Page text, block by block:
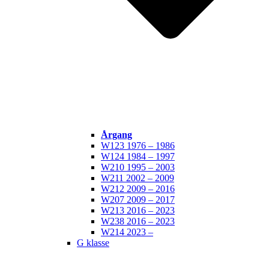
Årgang
W123 1976 – 1986
W124 1984 – 1997
W210 1995 – 2003
W211 2002 – 2009
W212 2009 – 2016
W207 2009 – 2017
W213 2016 – 2023
W238 2016 – 2023
W214 2023 –
G klasse